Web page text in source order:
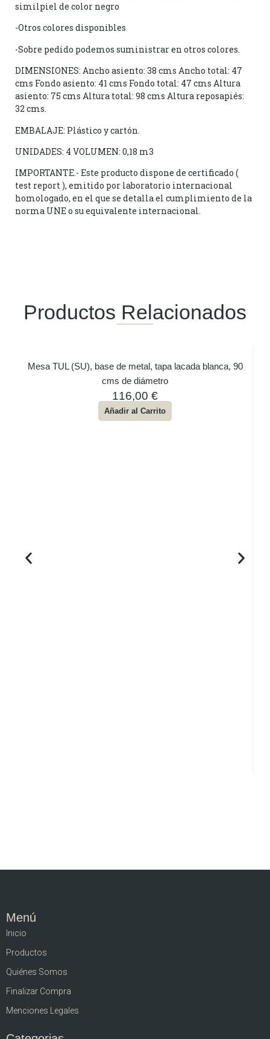
similpiel de color negro
-Otros colores disponibles
-Sobre pedido podemos suministrar en otros colores.
DIMENSIONES: Ancho asiento: 38 cms Ancho total: 47
cms Fondo asiento: 41 cms Fondo total: 47 cms Altura
asiento: 75 cms Altura total: 98 cms Altura reposapiés:
32 cms.
EMBALAJE: Plástico y cartón.
UNIDADES: 4 VOLUMEN: 0,18 m3
IMPORTANTE.- Este producto dispone de certificado (
test report ), emitido por laboratorio internacional
homologado, en el que se detalla el cumplimiento de la
norma UNE o su equivalente internacional.
Productos Relacionados
Mesa TUL (SU), base de metal, tapa lacada blanca, 90
cms de diámetro
116,00 €
Añadir al Carrito
Menú
Inicio
Productos
Quiénes Somos
Finalizar Compra
Menciones Legales